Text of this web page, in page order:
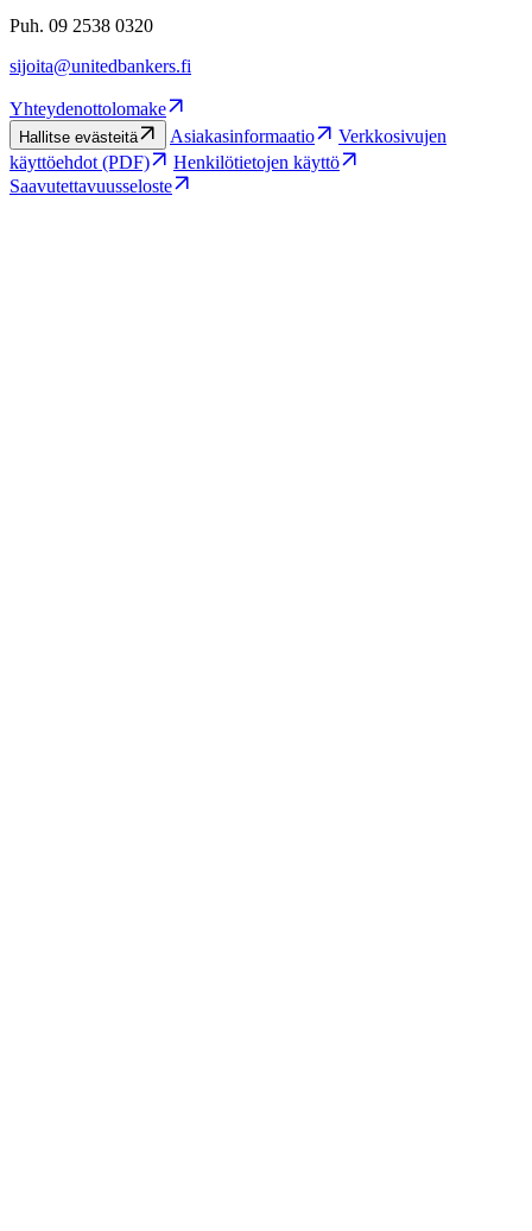
Puh. 09 2538 0320
sijoita@unitedbankers.fi
Yhteydenottolomake
Hallitse evästeitä Asiakasinformaatio
Verkkosivujen
käyttöehdot (PDF)
Henkilötietojen käyttö
Saavutettavuusseloste